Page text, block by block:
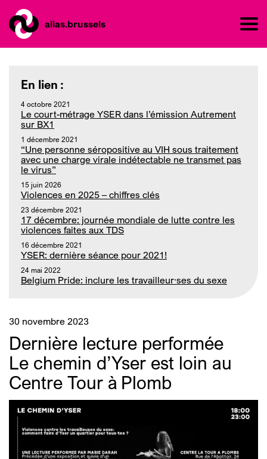
alias.brussels
En lien :
4 octobre 2021
Le court-métrage YSER dans l’émission Autrement
sur BX1
1 décembre 2021
“Une personne séropositive au VIH sous traitement
avec une charge virale indétectable ne transmet pas
le virus”
15 juin 2026
Violences en 2025 – chiffres clés
23 décembre 2021
17 décembre: journée mondiale de lutte contre les
violences faites aux TDS
16 décembre 2021
YSER: dernière séance pour 2021!
24 mai 2022
Belgium Pride: inclure les travailleur·ses du sexe
30 novembre 2023
Dernière lecture performée
Le chemin d’Yser est loin au
Centre Tour à Plomb